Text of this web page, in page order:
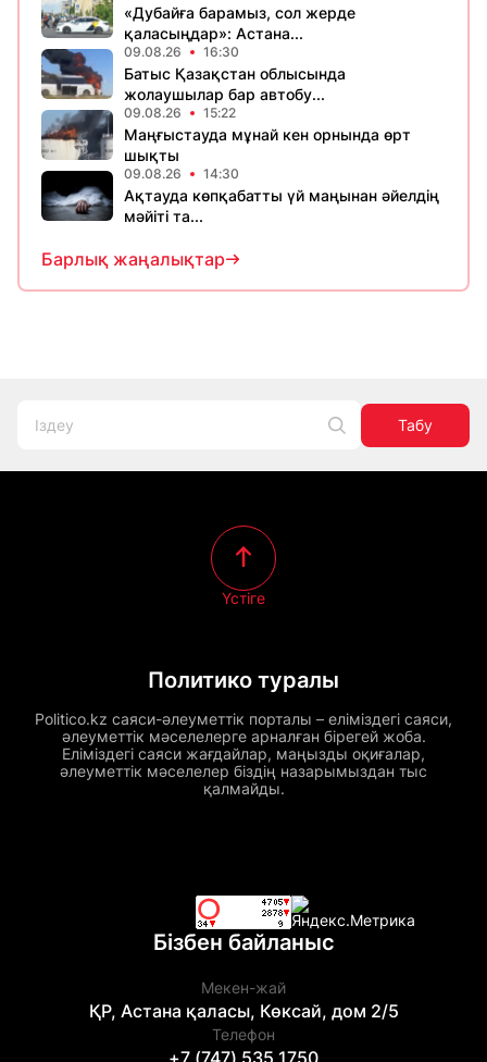
«Дубайға барамыз, сол жерде
қаласыңдар»: Астана...
09.08.26 16:30
Батыс Қазақстан облысында
жолаушылар бар автобу...
09.08.26 15:22
Маңғыстауда мұнай кен орнында өрт
шықты
09.08.26 14:30
Ақтауда көпқабатты үй маңынан әйелдің
мәйіті та...
Барлық жаңалықтар
Табу
Политико туралы
Politico.kz саяси-әлеуметтік порталы – еліміздегі саяси,
әлеуметтік мәселелерге арналған бірегей жоба.
Еліміздегі саяси жағдайлар, маңызды оқиғалар,
әлеуметтік мәселелер біздің назарымыздан тыс
қалмайды.
Үстіге
Бізбен байланыс
Мекен-жай
ҚР, Астана қаласы, Көксай, дом 2/5
Телефон
+7 (747) 535 1750